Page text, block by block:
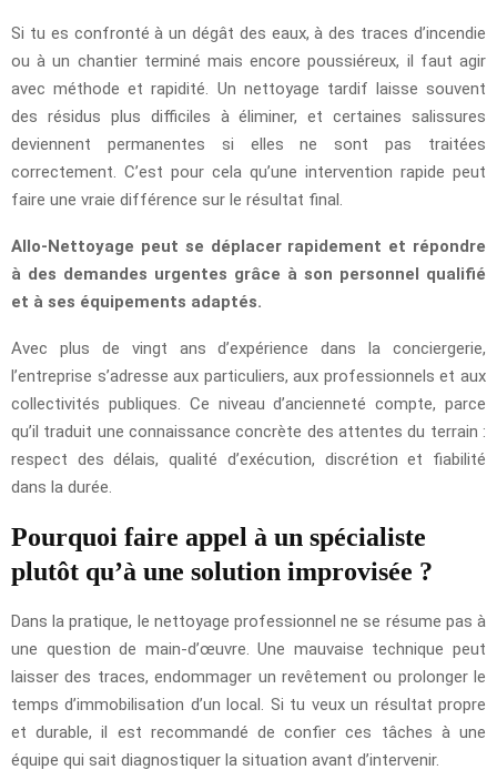
Si tu es confronté à un dégât des eaux, à des traces d’incendie
ou à un chantier terminé mais encore poussiéreux, il faut agir
avec méthode et rapidité. Un nettoyage tardif laisse souvent
des résidus plus difficiles à éliminer, et certaines salissures
deviennent permanentes si elles ne sont pas traitées
correctement. C’est pour cela qu’une intervention rapide peut
faire une vraie différence sur le résultat final.
Allo-Nettoyage peut se déplacer rapidement et répondre
à des demandes urgentes grâce à son personnel qualifié
et à ses équipements adaptés.
Avec plus de vingt ans d’expérience dans la conciergerie,
l’entreprise s’adresse aux particuliers, aux professionnels et aux
collectivités publiques. Ce niveau d’ancienneté compte, parce
qu’il traduit une connaissance concrète des attentes du terrain :
respect des délais, qualité d’exécution, discrétion et fiabilité
dans la durée.
Pourquoi faire appel à un spécialiste
plutôt qu’à une solution improvisée ?
Dans la pratique, le nettoyage professionnel ne se résume pas à
une question de main-d’œuvre. Une mauvaise technique peut
laisser des traces, endommager un revêtement ou prolonger le
temps d’immobilisation d’un local. Si tu veux un résultat propre
et durable, il est recommandé de confier ces tâches à une
équipe qui sait diagnostiquer la situation avant d’intervenir.